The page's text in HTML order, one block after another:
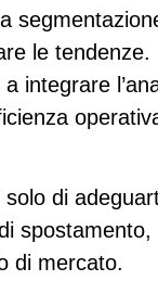
le tendenze.
integrare
di
di mercato.